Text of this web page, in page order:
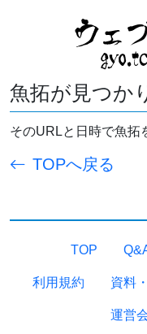
魚拓が見つか
そのURLと日時で魚拓
TOPへ戻る
TOP
利用規約 資料
運営